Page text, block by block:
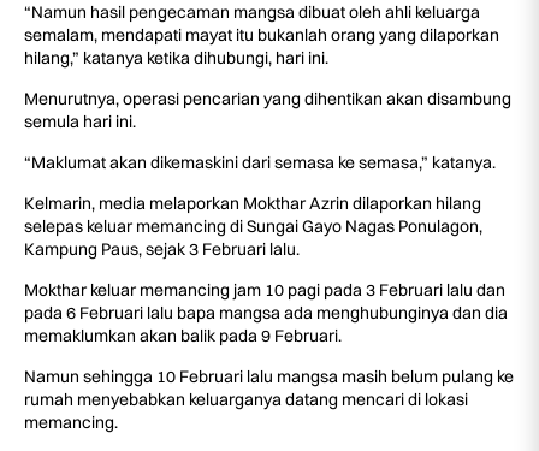
“Namun hasil pengecaman mangsa dibuat oleh ahli keluarga
semalam, mendapati mayat itu bukanlah orang yang dilaporkan
hilang,” katanya ketika dihubungi, hari ini.
Menurutnya, operasi pencarian yang dihentikan akan disambung
semula hari ini.
“Maklumat akan dikemaskini dari semasa ke semasa,” katanya.
Kelmarin, media melaporkan Mokthar Azrin dilaporkan hilang
selepas keluar memancing di Sungai Gayo Nagas Ponulagon,
Kampung Paus, sejak 3 Februari lalu.
Mokthar keluar memancing jam 10 pagi pada 3 Februari lalu dan
pada 6 Februari lalu bapa mangsa ada menghubunginya dan dia
memaklumkan akan balik pada 9 Februari.
Namun sehingga 10 Februari lalu mangsa masih belum pulang ke
rumah menyebabkan keluarganya datang mencari di lokasi
memancing.